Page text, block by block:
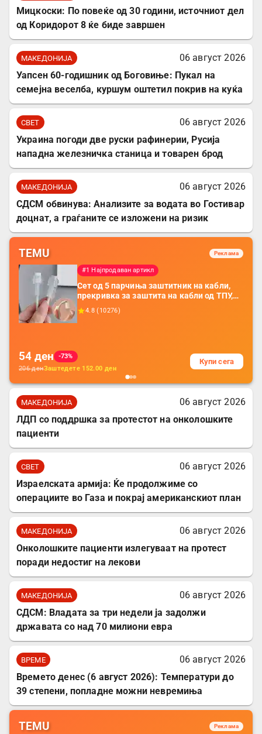
Мицкоски: По повеќе од 30 години, источниот дел
од Коридорот 8 ќе биде завршен
МАКЕДОНИЈА
06 август 2026
Уапсен 60-годишник од Боговиње: Пукал на
семејна веселба, куршум оштетил покрив на куќа
СВЕТ
06 август 2026
Украина погоди две руски рафинерии, Русија
нападна железничка станица и товарен брод
МАКЕДОНИЈА
06 август 2026
СДСМ обвинува: Анализите за водата во Гостивар
доцнат, а граѓаните се изложени на ризик
TEMU Реклама
#1 Најпродаван артикл
Сет од 5 парчиња заштитник на кабли,
прекривка за заштита на кабли од ТПУ,
додатоци за заштита на кабли, без
батерија, за мобилни телефони, комплет
4.8 ( 10276)
54 ден
-73%
206денЗаштедете 152.00 ден
Купи сега
МАКЕДОНИЈА
06 август 2026
ЛДП со поддршка за протестот на онколошките
пациенти
СВЕТ
06 август 2026
Израелската армија: Ќе продолжиме со
операциите во Газа и покрај американскиот план
МАКЕДОНИЈА
06 август 2026
Онколошките пациенти излегуваат на протест
поради недостиг на лекови
МАКЕДОНИЈА
06 август 2026
СДСМ: Владата за три недели ја задолжи
државата со над 70 милиони евра
ВРЕМЕ
06 август 2026
Времето денес (6 август 2026): Температури до
39 степени, попладне можни невремиња
TEMU Реклама